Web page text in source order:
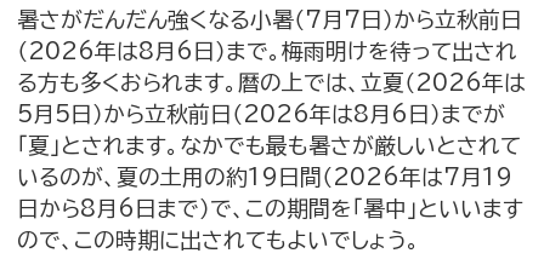
暑さがだんだん強くなる小暑（7月7日）から立秋前日
（2026年は8月6日）まで。梅雨明けを待って出され
る方も多くおられます。暦の上では、立夏（2026年は
5月5日）から立秋前日（2026年は8月6日）までが
「夏」とされます。なかでも最も暑さが厳しいとされて
いるのが、夏の土用の約19日間（2026年は7月19
日から8月6日まで）で、この期間を「暑中」といいます
ので、この時期に出されてもよいでしょう。